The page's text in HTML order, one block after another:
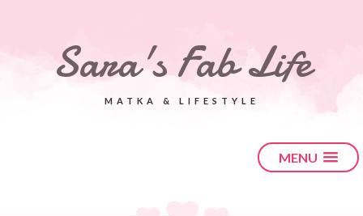
Sara's Fab Life
MATKA & LIFESTYLE
MENU